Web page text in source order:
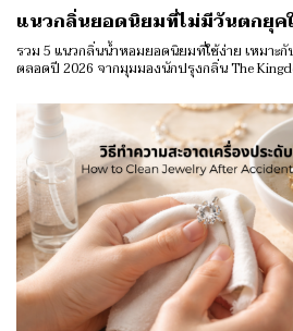
แนวกลิ่นยอดนิยมที่ไม่มีวันตกยุค
รวม 5 แนวกลิ่นน้ำหอมยอดนิยมที่ใช้ง่าย เหมาะ
ตลอดปี 2026 จากมุมมองนักปรุงกลิ่น The